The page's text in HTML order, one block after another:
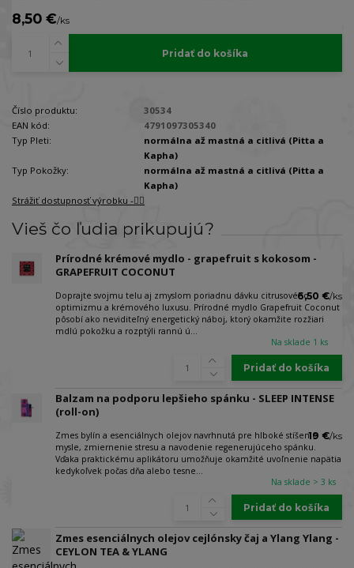
8,50 €/ks
Pridať do košíka
Číslo produktu:
30534
EAN kód:
4791097305340
Typ Pleti:
normálna až mastná a citlivá (Pitta a
Kapha)
Typ Pokožky:
normálna až mastná a citlivá (Pitta a
Kapha)
Strážiť dostupnosť výrobku -🐕‍🦺
Vieš čo ľudia prikupujú?
Prírodné krémové mydlo - grapefruit s kokosom -
GRAPEFRUIT COCONUT
Doprajte svojmu telu aj zmyslom poriadnu dávku citrusového
optimizmu a krémového luxusu. Prírodné mydlo Grapefruit Coconut
pôsobí ako neviditeľný energetický náboj, ktorý okamžite rozžiari
mdlú pokožku a rozptýli rannú ú...
6,50 €/ks
Na sklade 1 ks
Pridať do košíka
Balzam na podporu lepšieho spánku - SLEEP INTENSE
(roll-on)
Zmes bylín a esenciálnych olejov navrhnutá pre hlboké stíšenie
mysle, zmiernenie stresu a navodenie regenerujúceho spánku.
Vďaka praktickému aplikátoru umožňuje okamžité uvoľnenie napätia
kedykoľvek počas dňa alebo tesne...
19 €/ks
Na sklade > 3 ks
Pridať do košíka
Zmes esenciálnych olejov cejlónsky čaj a Ylang Ylang -
CEYLON TEA & YLANG